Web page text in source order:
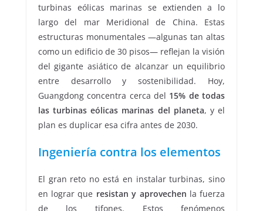
turbinas eólicas marinas se extienden a lo
largo del mar Meridional de China. Estas
estructuras monumentales —algunas tan altas
como un edificio de 30 pisos— reflejan la visión
del gigante asiático de alcanzar un equilibrio
entre desarrollo y sostenibilidad. Hoy,
Guangdong concentra cerca del 15% de todas
las turbinas eólicas marinas del planeta, y el
plan es duplicar esa cifra antes de 2030.
Ingeniería contra los elementos
El gran reto no está en instalar turbinas, sino
en lograr que resistan y aprovechen la fuerza
de los tifones. Estos fenómenos